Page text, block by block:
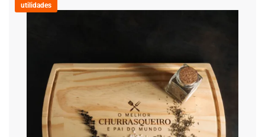
utilidades